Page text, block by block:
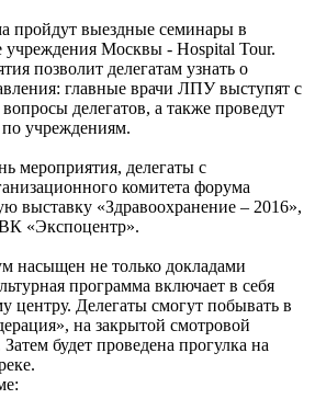
пройдут выездные семинары в
Москвы - Hospital Tour.
позволит делегатам узнать о
главные врачи ЛПУ выступят с
делегатов, а также проведут
учреждениям.
мероприятия, делегаты с
комитета форума
выставку «Здравоохранение – 2016»,
«Экспоцентр».
насыщен не только докладами
программа включает в себя
центру. Делегаты смогут побывать в
на закрытой смотровой
будет проведена прогулка на